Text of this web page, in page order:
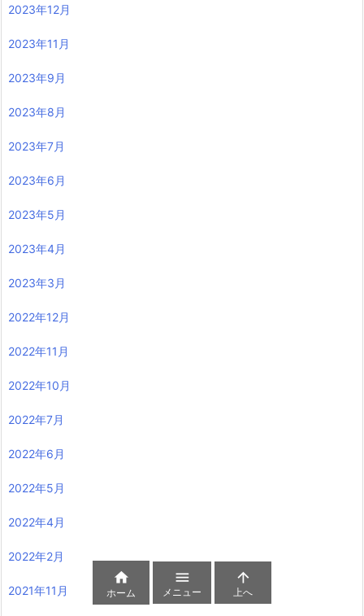
2023年12月
2023年11月
2023年9月
2023年8月
2023年7月
2023年6月
2023年5月
2023年4月
2023年3月
2022年12月
2022年11月
2022年10月
2022年7月
2022年6月
2022年5月
2022年4月
2022年2月
2021年11月

ホーム

メニュー

上へ